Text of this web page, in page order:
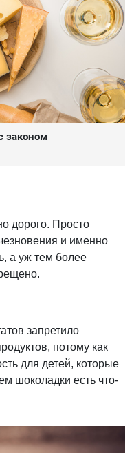
законом
дорого. Просто
и именно
а уж тем более
запретило
потому как
для детей, которые
шоколадки есть что-